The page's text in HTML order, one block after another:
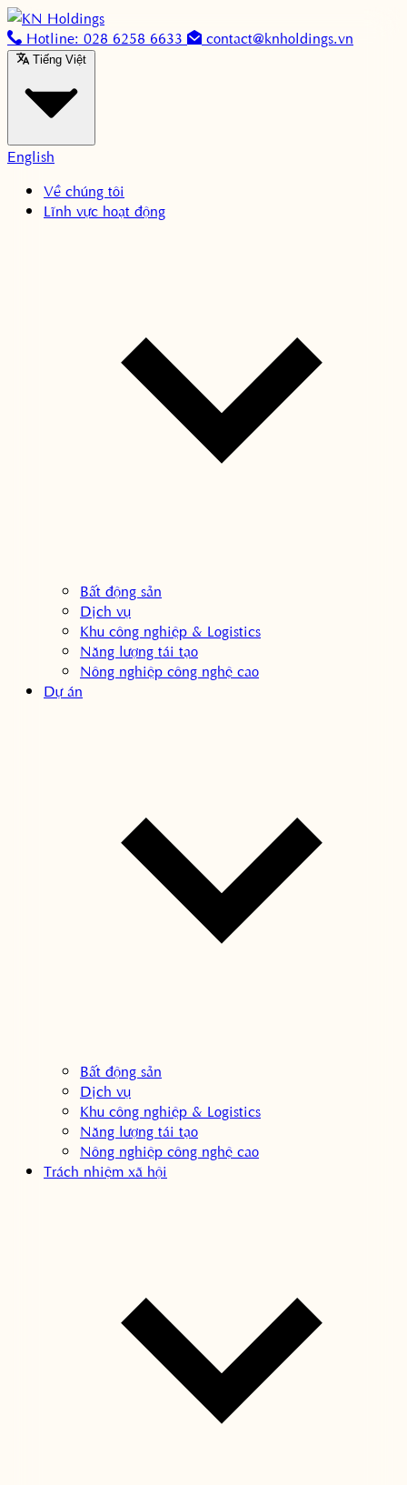
Skip to content
Hotline: 028 6258 6633
contact@knholdings.vn
Tiếng Việt
English
Về chúng tôi
Lĩnh vực hoạt động
Bất động sản
Dịch vụ
Khu công nghiệp & Logistics
Năng lượng tái tạo
Nông nghiệp công nghệ cao
Dự án
Bất động sản
Dịch vụ
Khu công nghiệp & Logistics
Năng lượng tái tạo
Nông nghiệp công nghệ cao
Trách nhiệm xã hội